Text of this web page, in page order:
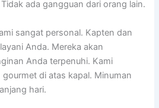
ada gangguan dari orang lain.
sangat personal. Kapten dan
Anda. Mereka akan
Anda terpenuhi. Kami
di atas kapal. Minuman
hari.